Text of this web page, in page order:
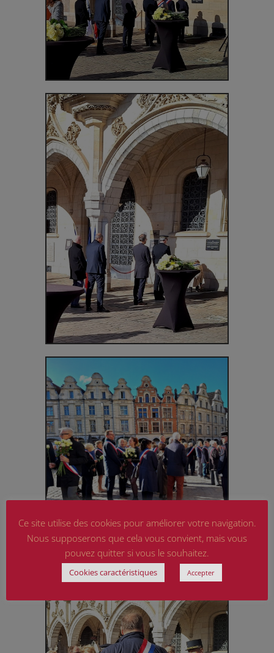
Ce site utilise des cookies pour améliorer votre navigation.
Nous supposerons que cela vous convient, mais vous
pouvez quitter si vous le souhaitez.
Cookies caractéristiques Accepter